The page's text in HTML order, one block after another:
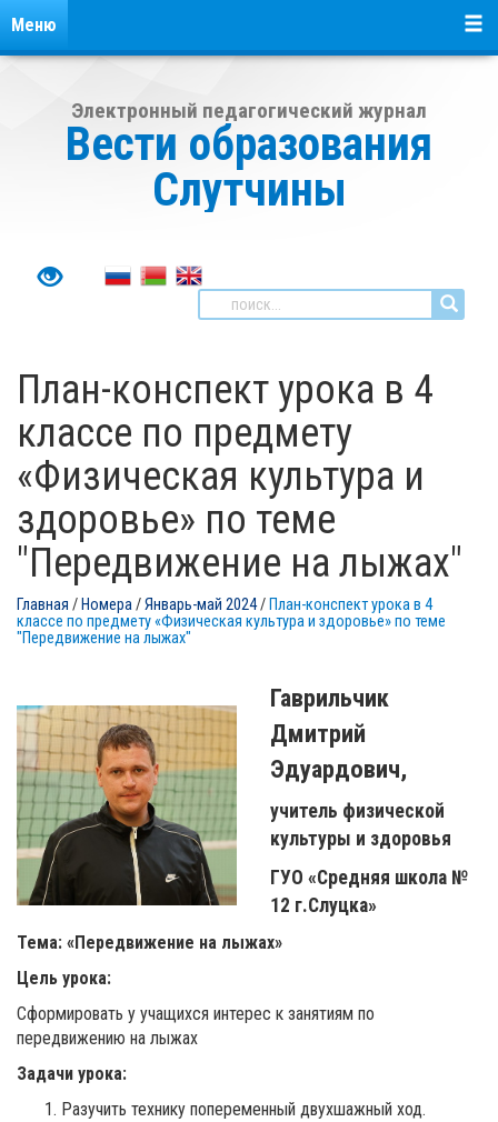
Электронный педагогический журнал
Вести образования
Слутчины
Меню
План-конспект урока в 4
классе по предмету
«Физическая культура и
здоровье» по теме
"Передвижение на лыжах"
Главная / Номера/Январь-май 2024/ План-конспект урока в 4
классе по предмету «Физическая культура и здоровье» по теме
"Передвижение на лыжах"
Гаврильчик
Дмитрий
Эдуардович,
учитель физической
культуры и здоровья
ГУО «Средняя школа №
12 г.Слуцка»
Тема: «Передвижение на лыжах»
Цель урока:
Сформировать у учащихся интерес к занятиям по
передвижению на лыжах
Задачи урока:
Разучить технику попеременный двухшажный ход.